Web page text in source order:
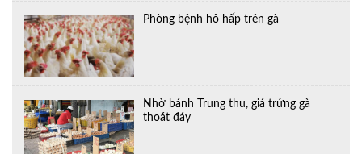
Phòng bệnh hô hấp trên gà
Nhờ bánh Trung thu, giá trứng gà
thoát đáy